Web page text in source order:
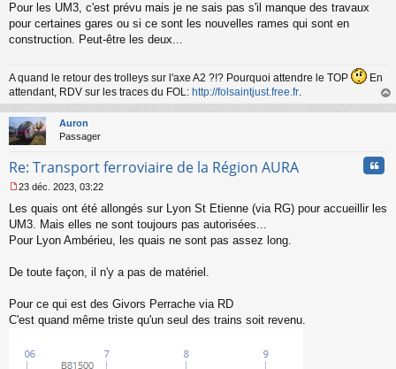
g
e
n
l
u
Pour les UM3, c'est prévu mais je ne sais pas s'il manque des travaux
pour certaines gares ou si ce sont les nouvelles rames qui sont en
construction. Peut-être les deux...
A quand le retour des trolleys sur l'axe A2 ?!? Pourquoi attendre le TOP
En
attendant, RDV sur les traces du FOL: http://folsaintjust.free.fr
au
Auron
Passager
Re: Transport ferroviaire de la Région AURA
e
s
s
e
o
n
23 déc. 2023, 03:22
Les quais ont été allongés sur Lyon St Etienne (via RG) pour accueillir les
UM3. Mais elles ne sont toujours pas autorisées...
Pour Lyon Ambérieu, les quais ne sont pas assez long.
De toute façon, il n'y a pas de matériel.
Pour ce qui est des Givors Perrache via RD
C'est quand même triste qu'un seul des trains soit revenu.